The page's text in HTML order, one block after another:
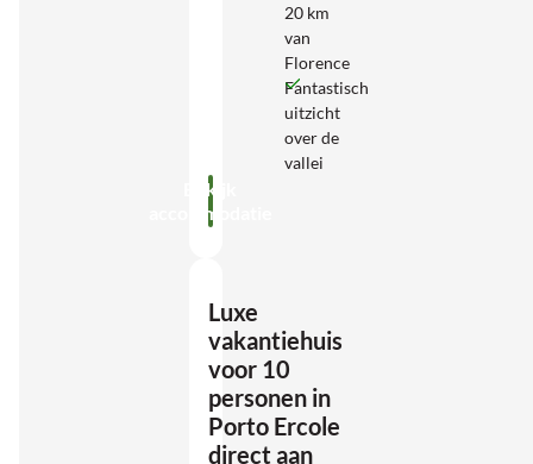
20 km
van
Florence
Fantastisch
uitzicht
over de
vallei
Bekijk
accommodatie
Luxe
vakantiehuis
voor 10
personen in
Porto Ercole
direct aan